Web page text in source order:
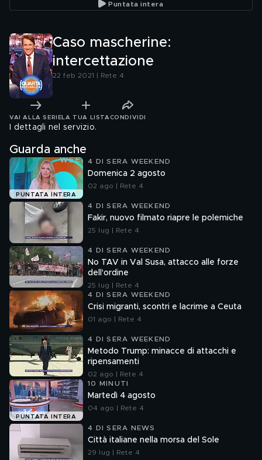
Giorgia Meloni
Puntata intera
Caso mascherine:
intercettazione
22 feb 2021 | Rete 4
VAI ALLA SERIE LA TUA LISTA CONDIVIDI
I dettagli nel servizio.
Guarda anche
PUNTATA INTERA
4 DI SERA WEEKEND
Domenica 2 agosto
02 ago | Rete 4
4 DI SERA WEEKEND
Fakir, nuovo filmato riapre le polemiche
25 lug | Rete 4
4 DI SERA WEEKEND
No TAV in Val Susa, attacco alle forze
dell'ordine
25 lug | Rete 4
4 DI SERA WEEKEND
Crisi migranti, scontri e lacrime a Ceuta
01 ago | Rete 4
4 DI SERA WEEKEND
Metodo Trump: minacce di attacchi e
ripensamenti
02 ago | Rete 4
PUNTATA INTERA
10 MINUTI
Martedì 4 agosto
04 ago | Rete 4
4 DI SERA NEWS
Città italiane nella morsa del Sole
29 lug | Rete 4